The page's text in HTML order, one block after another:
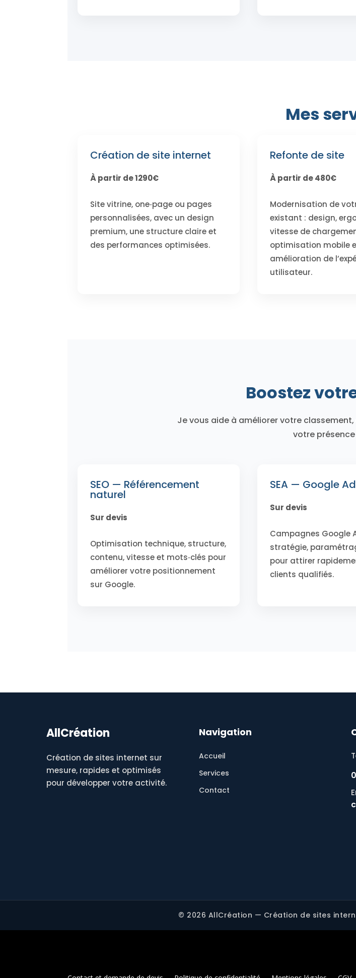
Mes
Création de site internet
À partir de 1290€
Site vitrine, one‑page ou pages
personnalisées, avec un design
premium, une structure claire et
des performances optimisées.
Refonte de site
À partir de 480€
Modernisation de
existant : design,
vitesse de
optimisation mobile
amélioration de
utilisateur.
Boostez
Je vous aide à améliorer votre
votre
SEO — Référencement
naturel
Sur devis
Optimisation technique, structure,
contenu, vitesse et mots‑clés pour
améliorer votre positionnement
sur Google.
SEA — Google
Sur devis
Campagnes Google
stratégie,
pour attirer
clients qualifiés.
AllCréation
Création de sites internet sur
mesure, rapides et optimisés
pour développer votre activité.
Navigation
Accueil
Services
Contact
© 2026 AllCréation — Création de sites